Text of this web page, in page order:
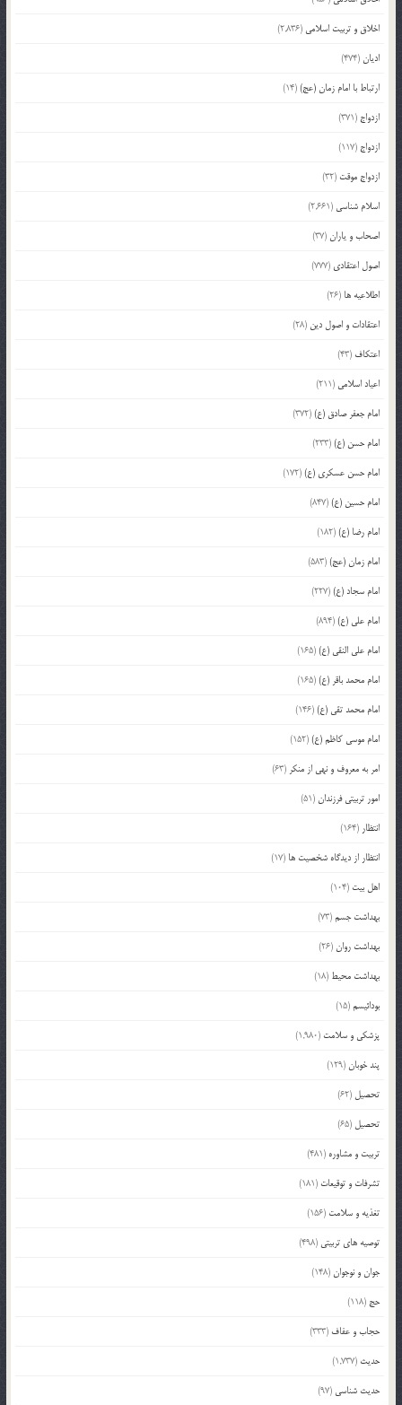
اخلاق و تربیت اسلامی (2,836)
ادیان(474)
ارتباط با امام زمان (عج)(14)
ازدواج (371)
ازدواج (117)
ازدواج موقت (32)
اسلام شناسی (2,661)
اصحاب و یاران(37)
اصول اعتقادی (777)
اطلاعیه ها (26)
اعتقادات و اصول دین (28)
اعتکاف (43)
اعیاد اسلامی (211)
امام جعفر صادق (ع)(372)
امام حسن (ع)(233)
امام حسن عسکری (ع)(172)
امام حسین (ع)(847)
امام رضا (ع)(182)
امام زمان (عج)(583)
امام سجاد (ع)(227)
امام علی (ع)(894)
امام علی النقی (ع)(165)
امام محمد باقر (ع)(165)
امام محمد تقی (ع)(146)
امام موسی کاظم (ع)(152)
امر به معروف و نهی از منکر (63)
امور تربیتی فرزندان(51)
انتظار (164)
انتظار از دیدگاه شخصیت ها (17)
اهل بیت (104)
بهداشت جسم(73)
بهداشت روان(26)
بهداشت محیط (18)
بودائیسم(15)
پزشکی و سلامت (1,980)
پند خوبان(129)
تحصیل (62)
تحصیل (65)
تربیت و مشاوره (481)
تشرفات و توقیعات (181)
تغذیه و سلامت (156)
توصیه های تربیتی (498)
جوان و نوجوان(148)
حج (118)
حجاب و عفاف (333)
حدیث (1,737)
حدیث شناسی (97)